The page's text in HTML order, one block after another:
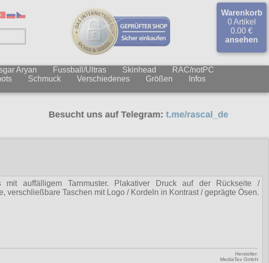
Warenkorb
0 Artikel
0.00 €
ansehen
Aryan Fussball/Ultras Skinhead
RAC/notPC
Schmuck Verschiedenes Größen
Infos
Besucht uns auf Telegram:t.me/rascal_de
mit auffälligem Tarnmuster. Plakativer Druck auf der Rückseite /
verschließbare Taschen mit Logo / Kordeln in Kontrast / geprägte Ösen.
Hersteller:
MediaTex GmbH